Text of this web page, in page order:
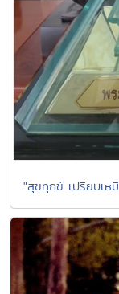
"สุขทุกข์ เปรียบเห